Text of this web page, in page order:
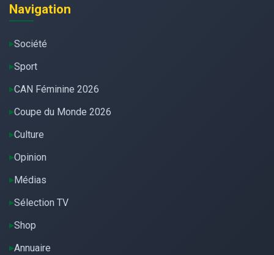
Navigation
Société
Sport
CAN Féminine 2026
Coupe du Monde 2026
Culture
Opinion
Médias
Sélection TV
Shop
Annuaire